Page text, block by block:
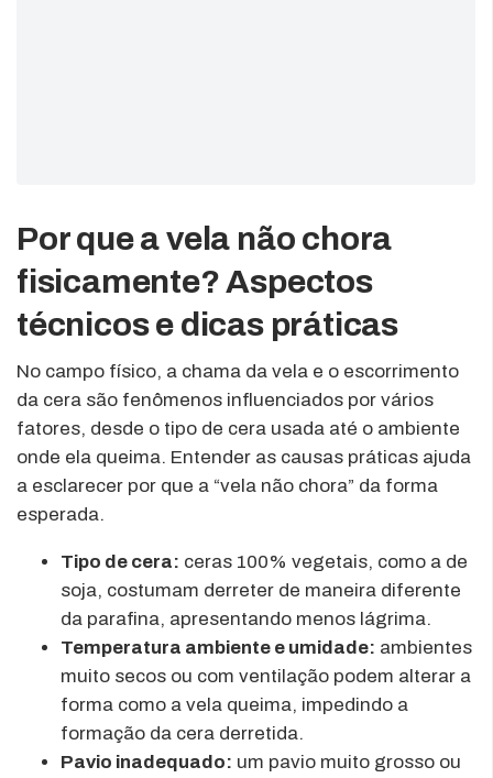
Por que a vela não chora
fisicamente? Aspectos
técnicos e dicas práticas
No campo físico, a chama da vela e o escorrimento
da cera são fenômenos influenciados por vários
fatores, desde o tipo de cera usada até o ambiente
onde ela queima. Entender as causas práticas ajuda
a esclarecer por que a “vela não chora” da forma
esperada.
Tipo de cera: ceras 100% vegetais, como a de
soja, costumam derreter de maneira diferente
da parafina, apresentando menos lágrima.
Temperatura ambiente e umidade: ambientes
muito secos ou com ventilação podem alterar a
forma como a vela queima, impedindo a
formação da cera derretida.
Pavio inadequado: um pavio muito grosso ou